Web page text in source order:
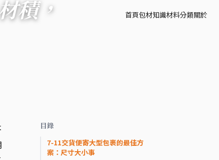
首頁包材知識材料分類關於
積，
目錄
7-11交貨便寄大型包裹的最佳方
案：尺寸大小事